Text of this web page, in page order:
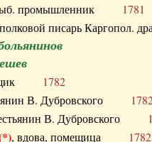
промышленник 1781
писарь Каргопол.
1782
В. Дубровского
В. Дубровского
, вдова, помещица 1782